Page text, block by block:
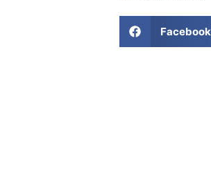
Facebook